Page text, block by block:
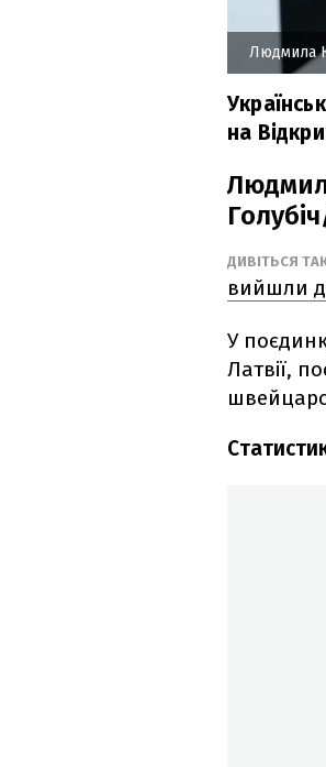
Людмила
на
ДИВІТЬСЯ
вийшли
У
Латвії,